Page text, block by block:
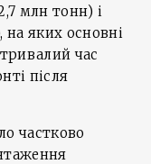
млн тонн) і
на яких основні
час
після
частково